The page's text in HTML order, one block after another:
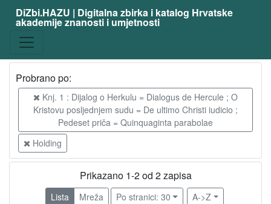
DiZbi.HAZU | Digitalna zbirka i katalog Hrvatske
akademije znanosti i umjetnosti
Probrano po:
Knj. 1 : Dijalog o Herkulu = Dialogus de Hercule ; O
Kristovu posljednjem sudu = De ultimo Christi iudicio ;
Pedeset priča = Quinquaginta parabolae
Holding
Prikazano 1-2 od 2 zapisa
Lista Mreža Po stranici: 30 A->Z